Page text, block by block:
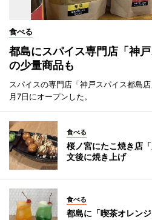
食べる
都島にスパイス専門店「神
の少量商品も
スパイスの専門店「神戸スパイス都島
月7日にオープンした。
食べる
桜ノ宮にたこ焼き店
文後に焼き上げ
食べる
都島に「喫茶オレン